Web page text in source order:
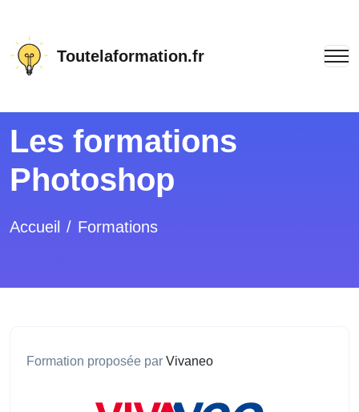
Toutelaformation.fr
Les formations
Photoshop
Accueil Formations
Formation proposée par Vivaneo